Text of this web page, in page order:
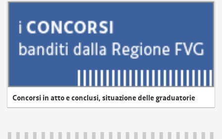
Concorsi in atto e conclusi, situazione delle graduatorie